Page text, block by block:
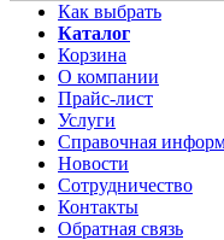
Как выбрать
Каталог
Корзина
О компании
Прайс-лист
Услуги
Справочная
Новости
Сотрудничество
Контакты
Обратная связь